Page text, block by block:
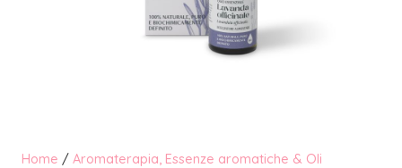
Home / Aromaterapia, Essenze aromatiche & Oli